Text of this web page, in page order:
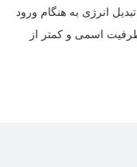
انرژی به هنگام ورود
اسمی و کمتر از